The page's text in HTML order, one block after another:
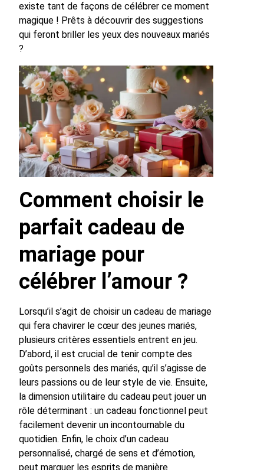
existe tant de façons de célébrer ce moment
magique ! Prêts à découvrir des suggestions
qui feront briller les yeux des nouveaux mariés
?
Comment choisir le
parfait cadeau de
mariage pour
célébrer l’amour ?
Lorsqu’il s’agit de choisir un cadeau de mariage
qui fera chavirer le cœur des jeunes mariés,
plusieurs critères essentiels entrent en jeu.
D’abord, il est crucial de tenir compte des
goûts personnels des mariés, qu’il s’agisse de
leurs passions ou de leur style de vie. Ensuite,
la dimension utilitaire du cadeau peut jouer un
rôle déterminant : un cadeau fonctionnel peut
facilement devenir un incontournable du
quotidien. Enfin, le choix d’un cadeau
personnalisé, chargé de sens et d’émotion,
peut marquer les esprits de manière